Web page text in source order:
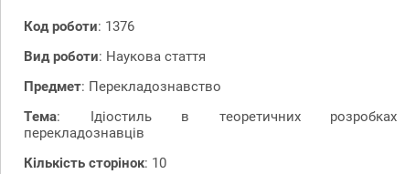
Код роботи: 1376
Вид роботи: Наукова стаття
Предмет: Перекладознавство
Тема: Ідіостиль в теоретичних розробках
перекладознавців
Кількість сторінок: 10